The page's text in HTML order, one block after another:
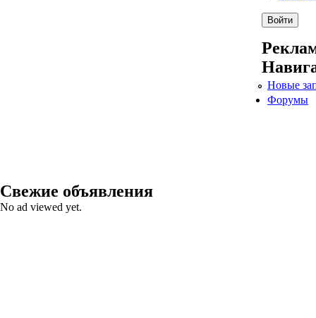
Свежие объявления
No ad viewed yet.
Новые
Форумы